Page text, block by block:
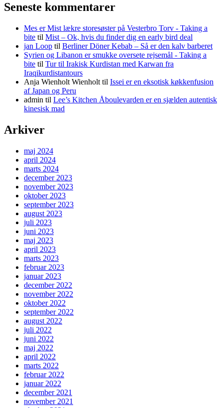
Seneste kommentarer
Mes er Mist lækre storesøster på Vesterbro Torv - Taking a
bite til Mist – Ok, hvis du finder dig en early bird deal
jan Loop til Berliner Döner Kebab – Så er den kalv barberet
Syrien og Libanon er smukke oversete rejsemål - Taking a
bite til Tur til Irakisk Kurdistan med Karwan fra
Iraqikurdistantours
Anja Wienholt Wienholt til Issei er en eksotisk køkkenfusion
af Japan og Peru
admin til Lee’s Kitchen Åboulevarden er en sjælden autentisk
kinesisk mad
Arkiver
maj 2024
april 2024
marts 2024
december 2023
november 2023
oktober 2023
september 2023
august 2023
juli 2023
juni 2023
maj 2023
april 2023
marts 2023
februar 2023
januar 2023
december 2022
november 2022
oktober 2022
september 2022
august 2022
juli 2022
juni 2022
maj 2022
april 2022
marts 2022
februar 2022
januar 2022
december 2021
november 2021